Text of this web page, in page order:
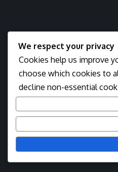
We respect your privacy
Cookies help us improve
choose which cookies to
decline non-essential